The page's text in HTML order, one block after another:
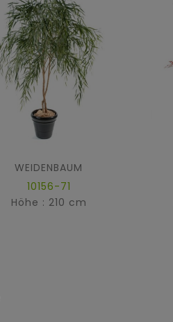
WEIDENBAUM
10156-71
Höhe : 210 cm